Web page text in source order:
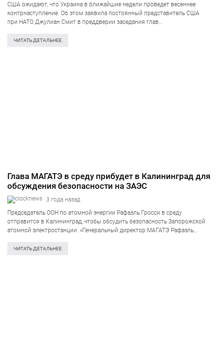
США ожидают, что Украина в ближайшие недели проведет весеннее
контрнаступление. Об этом заявила постоянный представитель США
при НАТО Джулиан Смит в преддверии заседания глав
апреля в Брюсселе. «Мы ожидаем, что Украина начнёт своё…
ЧИТАТЬ ДЕТАЛЬНЕЕ
Глава МАГАТЭ в среду прибудет в Калининград для
обсуждения безопасности на ЗАЭС
3 года назад
Председатель ООН по атомной энергии Рафаэль Гросси в среду
отправится в Калининград, чтобы обсудить безопасность Запорожской
атомной электростанции. «Генеральный директор МАГАТЭ Рафаэль
направленных на обеспечение защиты Запорожской атомной
ЧИТАТЬ ДЕТАЛЬНЕЕ